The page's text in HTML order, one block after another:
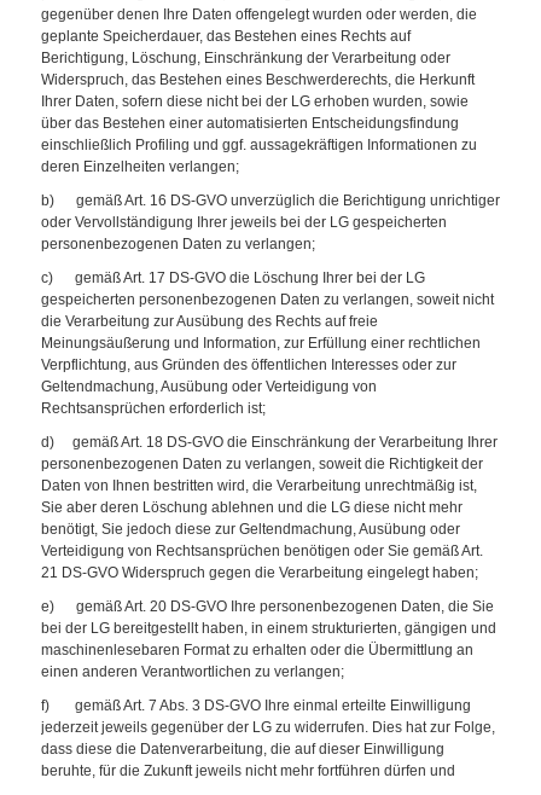
gegenüber denen Ihre Daten offengelegt wurden oder werden, die
geplante Speicherdauer, das Bestehen eines Rechts auf
Berichtigung, Löschung, Einschränkung der Verarbeitung oder
Widerspruch, das Bestehen eines Beschwerderechts, die Herkunft
Ihrer Daten, sofern diese nicht bei der LG erhoben wurden, sowie
über das Bestehen einer automatisierten Entscheidungsfindung
einschließlich Profiling und ggf. aussagekräftigen Informationen zu
deren Einzelheiten verlangen;
b) gemäß Art. 16 DS-GVO unverzüglich die Berichtigung unrichtiger
oder Vervollständigung Ihrer jeweils bei der LG gespeicherten
personenbezogenen Daten zu verlangen;
c) gemäß Art. 17 DS-GVO die Löschung Ihrer bei der LG
gespeicherten personenbezogenen Daten zu verlangen, soweit nicht
die Verarbeitung zur Ausübung des Rechts auf freie
Meinungsäußerung und Information, zur Erfüllung einer rechtlichen
Verpflichtung, aus Gründen des öffentlichen Interesses oder zur
Geltendmachung, Ausübung oder Verteidigung von
Rechtsansprüchen erforderlich ist;
d) gemäß Art. 18 DS-GVO die Einschränkung der Verarbeitung Ihrer
personenbezogenen Daten zu verlangen, soweit die Richtigkeit der
Daten von Ihnen bestritten wird, die Verarbeitung unrechtmäßig ist,
Sie aber deren Löschung ablehnen und die LG diese nicht mehr
benötigt, Sie jedoch diese zur Geltendmachung, Ausübung oder
Verteidigung von Rechtsansprüchen benötigen oder Sie gemäß Art.
21 DS-GVO Widerspruch gegen die Verarbeitung eingelegt haben;
e) gemäß Art. 20 DS-GVO Ihre personenbezogenen Daten, die Sie
bei der LG bereitgestellt haben, in einem strukturierten, gängigen und
maschinenlesebaren Format zu erhalten oder die Übermittlung an
einen anderen Verantwortlichen zu verlangen;
f) gemäß Art. 7 Abs. 3 DS-GVO Ihre einmal erteilte Einwilligung
jederzeit jeweils gegenüber der LG zu widerrufen. Dies hat zur Folge,
dass diese die Datenverarbeitung, die auf dieser Einwilligung
beruhte, für die Zukunft jeweils nicht mehr fortführen dürfen und